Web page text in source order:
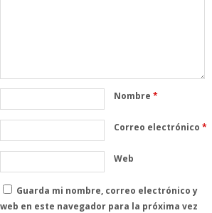
Nombre*
Correo electrónico*
Web
Guarda mi nombre, correo electrónico y
web en este navegador para la próxima vez